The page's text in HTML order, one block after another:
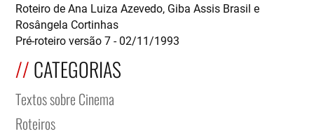
Roteiro de Ana Luiza Azevedo, Giba Assis Brasil e
Rosângela Cortinhas
Pré-roteiro versão 7 - 02/11/1993
CATEGORIAS
Textos sobre Cinema
Roteiros